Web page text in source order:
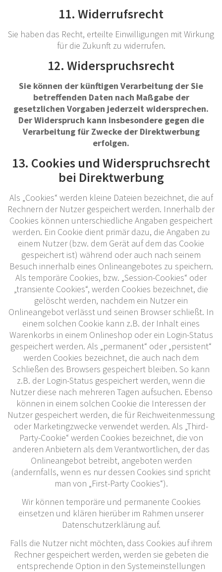
11. Widerrufsrecht
Sie haben das Recht, erteilte Einwilligungen mit Wirkung
für die Zukunft zu widerrufen.
12. Widerspruchsrecht
Sie können der künftigen Verarbeitung der Sie
betreffenden Daten nach Maßgabe der
gesetzlichen Vorgaben jederzeit widersprechen.
Der Widerspruch kann insbesondere gegen die
Verarbeitung für Zwecke der Direktwerbung
erfolgen.
13. Cookies und Widerspruchsrecht
bei Direktwerbung
Als „Cookies“ werden kleine Dateien bezeichnet, die auf
Rechnern der Nutzer gespeichert werden. Innerhalb der
Cookies können unterschiedliche Angaben gespeichert
werden. Ein Cookie dient primär dazu, die Angaben zu
einem Nutzer (bzw. dem Gerät auf dem das Cookie
gespeichert ist) während oder auch nach seinem
Besuch innerhalb eines Onlineangebotes zu speichern.
Als temporäre Cookies, bzw. „Session-Cookies“ oder
„transiente Cookies“, werden Cookies bezeichnet, die
gelöscht werden, nachdem ein Nutzer ein
Onlineangebot verlässt und seinen Browser schließt. In
einem solchen Cookie kann z.B. der Inhalt eines
Warenkorbs in einem Onlineshop oder ein Login-Status
gespeichert werden. Als „permanent“ oder „persistent“
werden Cookies bezeichnet, die auch nach dem
Schließen des Browsers gespeichert bleiben. So kann
z.B. der Login-Status gespeichert werden, wenn die
Nutzer diese nach mehreren Tagen aufsuchen. Ebenso
können in einem solchen Cookie die Interessen der
Nutzer gespeichert werden, die für Reichweitenmessung
oder Marketingzwecke verwendet werden. Als „Third-
Party-Cookie“ werden Cookies bezeichnet, die von
anderen Anbietern als dem Verantwortlichen, der das
Onlineangebot betreibt, angeboten werden
(andernfalls, wenn es nur dessen Cookies sind spricht
man von „First-Party Cookies“).
Wir können temporäre und permanente Cookies
einsetzen und klären hierüber im Rahmen unserer
Datenschutzerklärung auf.
Falls die Nutzer nicht möchten, dass Cookies auf ihrem
Rechner gespeichert werden, werden sie gebeten die
entsprechende Option in den Systemeinstellungen